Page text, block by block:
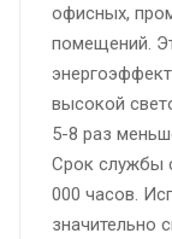
офисных,
помещений.
высокой
5-8 раз
Срок службы
000 часов.
значительно